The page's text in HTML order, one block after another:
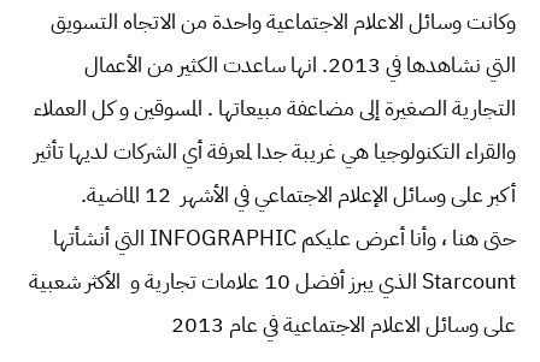
وكانت وسائل الاعلام الاجتماعية واحدة من الاتجاه التسويق
التي نشاهدها في 2013. انها ساعدت الكثير من الأعمال
التجارية الصغيرة إلى مضاعفة مبيعاتها . المسوقين و كل العملاء
والقراء التكنولوجيا هي غريبة جدا لمعرفة أي الشركات لديها تأثير
أكبر على وسائل الإعلام الاجتماعي في الأشهر 12 الماضية.
حتى هنا ، وأنا أعرض عليكم INFOGRAPHIC التي أنشأتها
Starcount الذي يبرز أفضل 10 علامات تجارية و الأكثر شعبية
على وسائل الاعلام الاجتماعية في عام 2013